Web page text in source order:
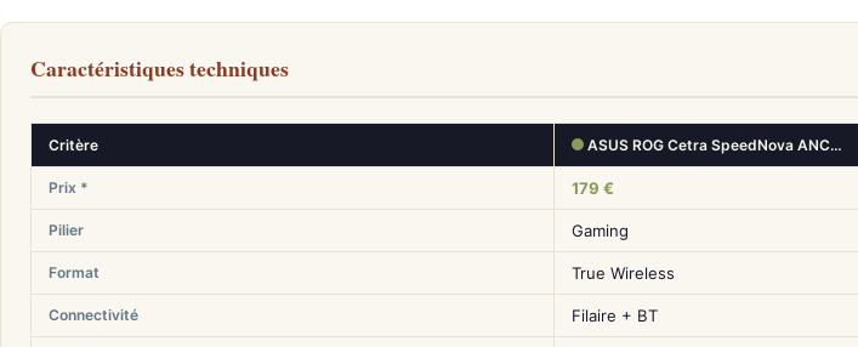
Caractéristiques techniques
Critère ASUS ROG Cetra SpeedNova ANC…
Prix * 179 €
Pilier Gaming
Format True Wireless
Connectivité Filaire + BT